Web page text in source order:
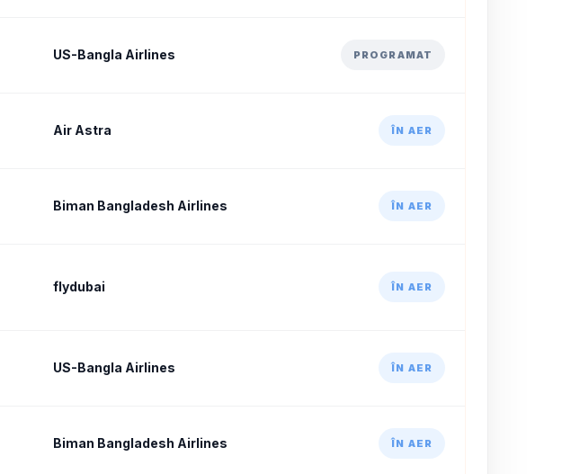
US-Bangla Airlines PROGRAMAT
Air Astra ÎN AER
Biman Bangladesh Airlines ÎN AER
flydubai ÎN AER
US-Bangla Airlines ÎN AER
Biman Bangladesh Airlines ÎN AER